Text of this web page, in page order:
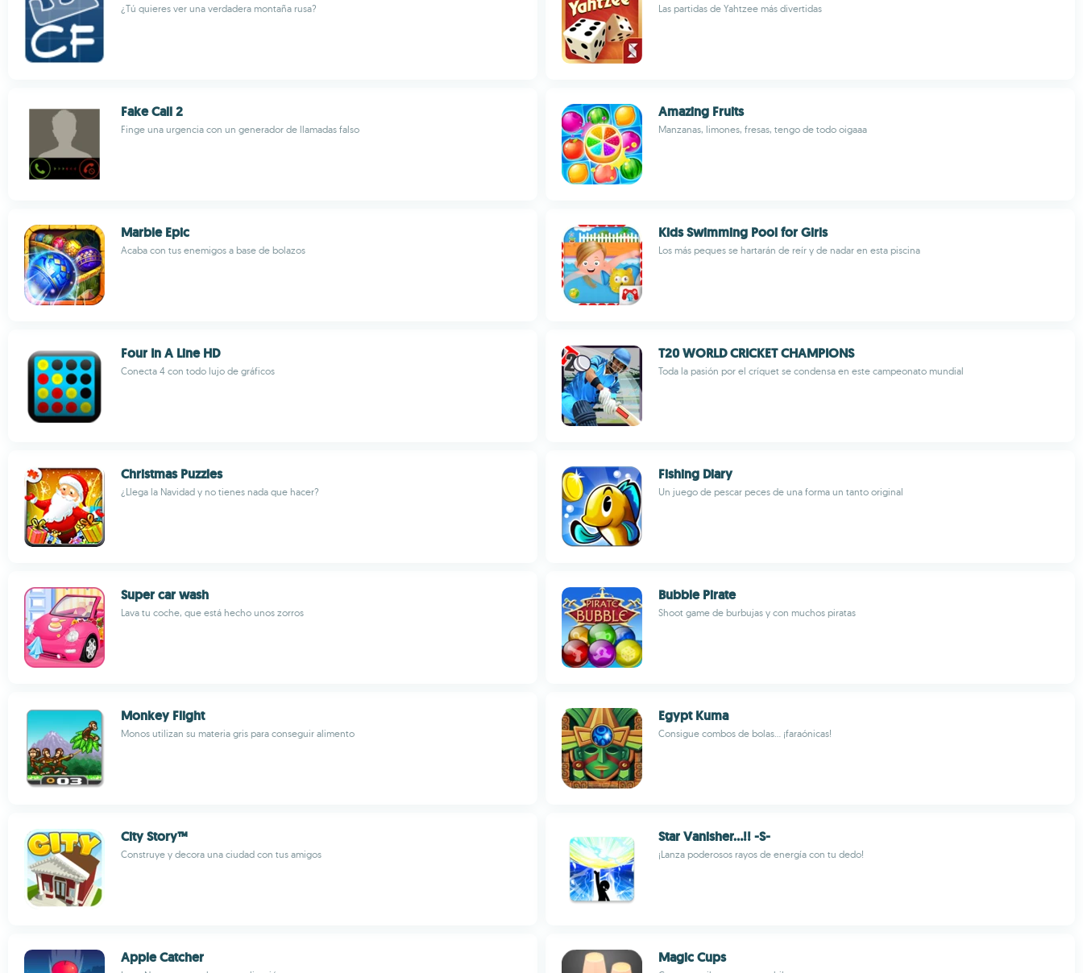
¿Tú quieres ver una verdadera montaña rusa? Las partidas de Yahtzee más divertidas
Fake Call 2
Finge una urgencia con un generador de llamadas falso
Amazing Fruits
Manzanas, limones, fresas, tengo de todo oigaaa
Marble Epic
Acaba con tus enemigos a base de bolazos
Kids Swimming Pool for Girls
Los más peques se hartarán de reír y de nadar en esta piscina
Four In A Line HD
Conecta 4 con todo lujo de gráficos
T20 WORLD CRICKET CHAMPIONS
Toda la pasión por el críquet se condensa en este campeonato mundial
Christmas Puzzles
¿Llega la Navidad y no tienes nada que hacer?
Fishing Diary
Un juego de pescar peces de una forma un tanto original
Super car wash
Lava tu coche, que está hecho unos zorros
Bubble Pirate
Shoot game de burbujas y con muchos piratas
Monkey Flight
Monos utilizan su materia gris para conseguir alimento
Egypt Kuma
Consigue combos de bolas... ¡faraónicas!
City Story™
Construye y decora una ciudad con tus amigos
Star Vanisher...!! -S-
¡Lanza poderosos rayos de energía con tu dedo!
Apple Catcher Magic Cups